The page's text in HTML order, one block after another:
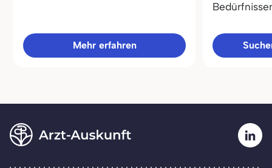
Mehr erfahren